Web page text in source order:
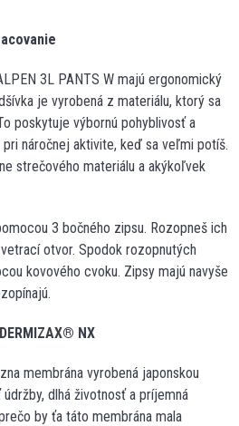
3L PANTS W majú ergonomický
je vyrobená z materiálu, ktorý sa
poskytuje výbornú pohyblivosť a
pri náročnej aktivite, keď sa veľmi potíš.
strečového materiálu a akýkoľvek
3 bočného zipsu. Rozopneš ich
otvor. Spodok rozopnutých
kovového cvoku. Zipsy majú navyše
NX
membrána vyrobená japonskou
dlhá životnosť a príjemná
by ťa táto membrána mala